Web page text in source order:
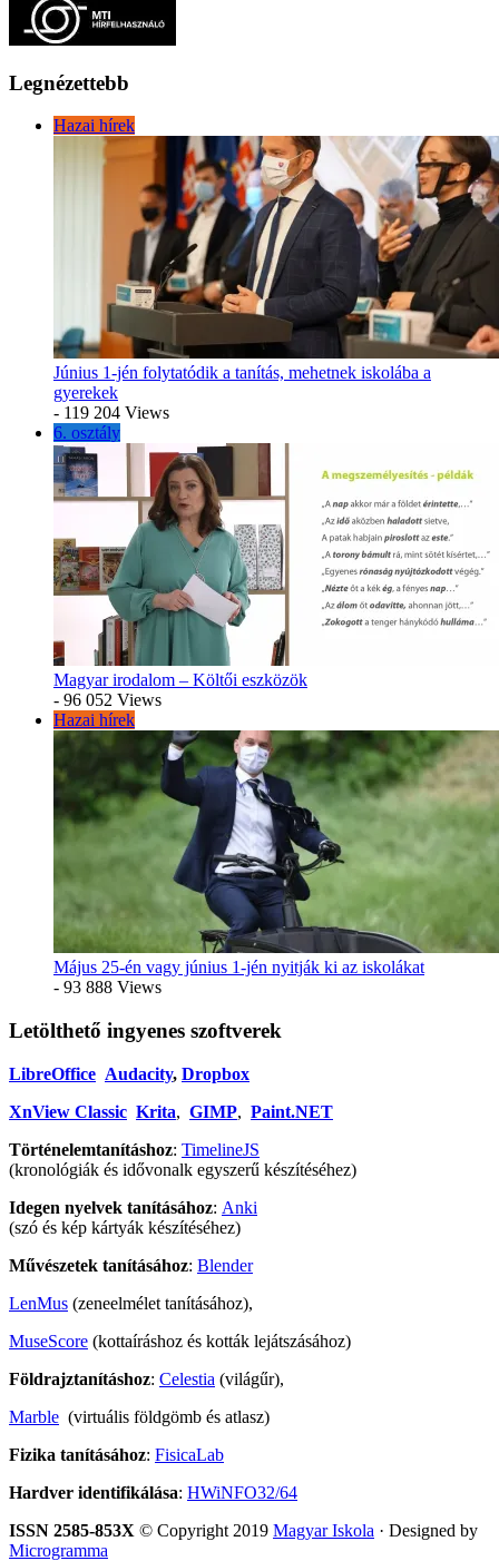
Legnézettebb
Hazai hírek
Június 1-jén folytatódik a tanítás, mehetnek iskolába a
gyerekek
- 119 204 Views
6. osztály
Magyar irodalom – Költői eszközök
- 96 052 Views
Hazai hírek
Május 25-én vagy június 1-jén nyitják ki az iskolákat
- 93 888 Views
Letölthető ingyenes szoftverek
LibreOffice Audacity, Dropbox
XnView Classic Krita, GIMP, Paint.NET
Történelemtanításhoz: TimelineJS
(kronológiák és idővonalk egyszerű készítéséhez)
Idegen nyelvek tanításához: Anki
(szó és kép kártyák készítéséhez)
Művészetek tanításához: Blender
LenMus (zeneelmélet tanításához),
MuseScore (kottaíráshoz és kották lejátszásához)
Földrajztanításhoz: Celestia (világűr),
Marble (virtuális földgömb és atlasz)
Fizika tanításához: FisicaLab
Hardver identifikálása: HWiNFO32/64
ISSN 2585-853X © Copyright 2019 Magyar Iskola · Designed by
Microgramma